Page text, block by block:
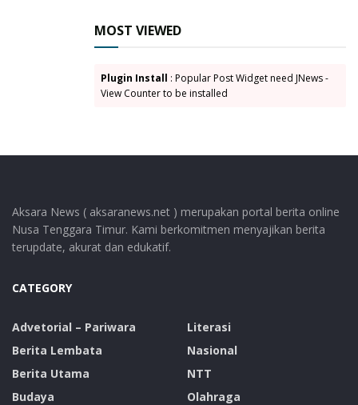
GM PT PLN (Persero) UIP Nusra menegaskan bahwa
sinergi lintas lembaga merupakan salah satu kunci
keberhasilan pembangunan infrastruktur
Kabupaten Ngada
Kejaksaan Tinggi (Kejati) Nusa Tenggara Timur
Pembangkit Listrik Tenaga Surya (PLTS) Rote
PLTS Lembata
PLTS Sumba
PT PLN (Persero)
MOST VIEWED
Plugin Install : Popular Post Widget need JNews -
View Counter to be installed
Aksara News ( aksaranews.net ) merupakan portal berita online
Nusa Tenggara Timur. Kami berkomitmen menyajikan berita
terupdate, akurat dan edukatif.
CATEGORY
Advetorial – Pariwara
Berita Lembata
Berita Utama
Budaya
Literasi
Nasional
NTT
Olahraga